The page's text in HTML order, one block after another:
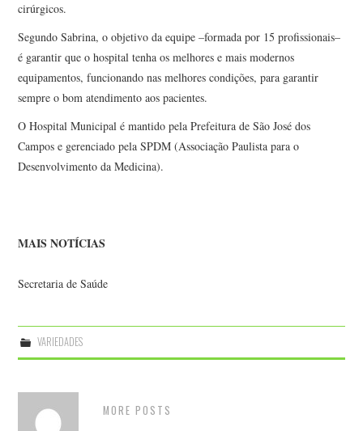
cirúrgicos.
Segundo Sabrina, o objetivo da equipe –formada por 15 profissionais–
é garantir que o hospital tenha os melhores e mais modernos
equipamentos, funcionando nas melhores condições, para garantir
sempre o bom atendimento aos pacientes.
O Hospital Municipal é mantido pela Prefeitura de São José dos
Campos e gerenciado pela SPDM (Associação Paulista para o
Desenvolvimento da Medicina).
MAIS NOTÍCIAS
Secretaria de Saúde
VARIEDADES
MORE POSTS